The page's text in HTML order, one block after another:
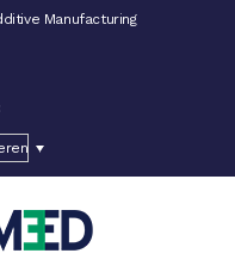
Manufacturing